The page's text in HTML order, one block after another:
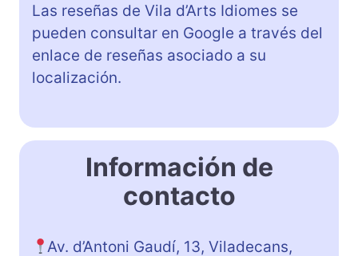
Las reseñas de Vila d’Arts Idiomes se
pueden consultar en Google a través del
enlace de reseñas asociado a su
localización.
Información de
contacto
Av. d’Antoni Gaudí, 13, Viladecans,